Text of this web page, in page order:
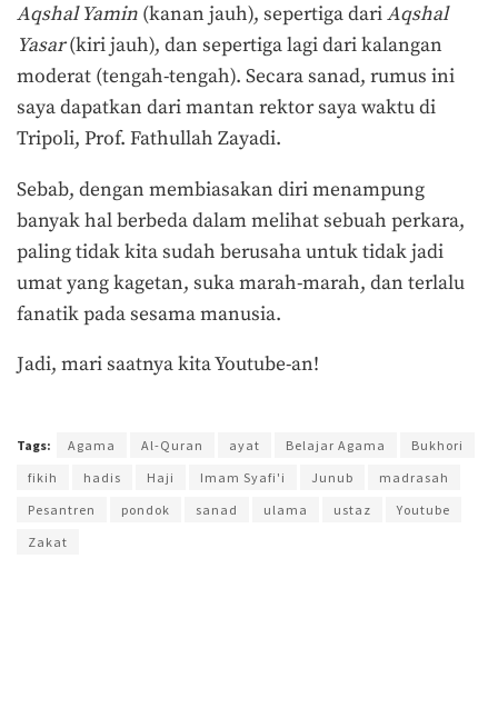
Aqshal Yamin (kanan jauh), sepertiga dariAqshal
Yasar(kiri jauh), dan sepertiga lagi dari kalangan
moderat (tengah-tengah). Secara sanad, rumus ini
saya dapatkan dari mantan rektor saya waktu di
Tripoli, Prof. Fathullah Zayadi.
Sebab, dengan membiasakan diri menampung
banyak hal berbeda dalam melihat sebuah perkara,
paling tidak kita sudah berusaha untuk tidak jadi
umat yang kagetan, suka marah-marah, dan terlalu
fanatik pada sesama manusia.
Jadi, mari saatnya kita Youtube-an!
Tags: Agama Al-Quran ayat Belajar Agama
Bukhori
fikih
hadis Haji Imam Syafi'i Junub
madrasah
Pesantren
pondok sanad ulama ustaz
Youtube
Zakat